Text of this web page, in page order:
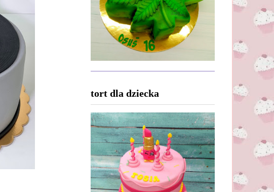
tort dla dziecka